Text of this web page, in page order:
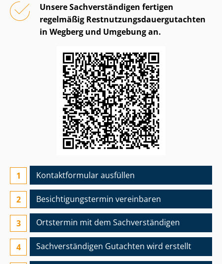
Unsere Sach­ver­stän­di­gen fertigen
regelmäßig Rest­nut­zungs­dau­er­gut­ach­ten
in Wegberg und Umgebung an.
Kontaktformular ausfüllen
Besichtigungs­termin vereinbaren
Ortstermin mit dem Sach­ver­stän­di­gen
Sach­ver­stän­di­gen Gutachten wird erstellt